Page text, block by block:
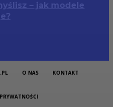
– jak modele
O NAS KONTAKT